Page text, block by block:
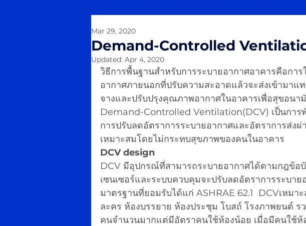
Demand-Controlled
Mar 29, 2020
Updated: Apr 4, 2020
วิธีการพื้นฐานสำหรับการระบายอากาศอาคารคือกา
อากาศภายนอกที่ปรับความสะอาดแล้วจะส่งเข้ามาแ
จางและปรับปรุงคุณภาพอากาศในอาคารเพื่อสุขอน
Demand-Controlled Ventilation(DCV) เป็นการ
การปรับลดอัตราการระบายอากาศและอัตราการส่ง
เหมาะสมโดยไม่กระทบสุขภาพของคนในอาคาร
DCV design
DCV มีอุปกรณ์ที่สามารถระบายอากาศได้ตามกฎข้อ
เซนเซอร์และระบบควบคุมจะปรับลดอัตราการระบา
มาตรฐานที่ยอมรับได้แก่ ASHRAE 62.1  DCVเหมา
ละคร ห้องบรรยาย ห้องประชุม โบสถ์ โรงภาพยนต์
คนจำนวนมากแต่มีอัตราคนใช้ห้องน้อย เมื่อมีคนใช้ห้